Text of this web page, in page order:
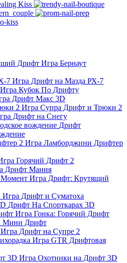
Игра Бернаут
Игра Дрифт на Мазда РХ-7
Игра Кубок По Дрифту
Дрифт Макс 3D
Игра Супра Дрифт и Трюки 2
Дрифт на Снегу
Дрифт
Игра Ламборджини Дрифтер
Горячий Дрифт 2
Дрифт Мания
Игра Дрифт: Крутящий
Игра Дрифт и Суматоха
Дрифт На Спорткарах 3D
Игра Гонка: Горячий Дрифт
Мини Дрифт
Игра Дрифт на Супре 2
Игра GTR Дрифтовая
Игра Охотники на Дрифт 3D